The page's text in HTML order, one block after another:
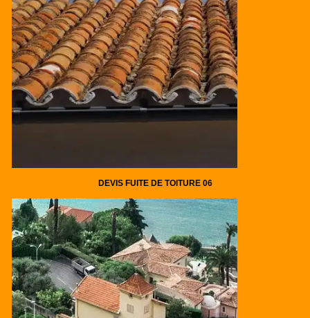
DEVIS FUITE DE TOITURE 06